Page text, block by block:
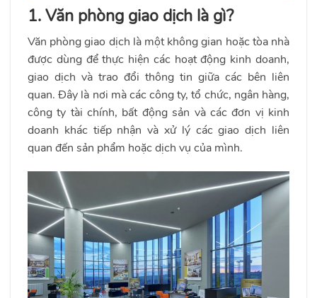
1. Văn phòng giao dịch là gì?
Văn phòng giao dịch là một không gian hoặc tòa nhà
được dùng để thực hiện các hoạt động kinh doanh,
giao dịch và trao đổi thông tin giữa các bên liên
quan. Đây là nơi mà các công ty, tổ chức, ngân hàng,
công ty tài chính, bất động sản và các đơn vị kinh
doanh khác tiếp nhận và xử lý các giao dịch liên
quan đến sản phẩm hoặc dịch vụ của mình.